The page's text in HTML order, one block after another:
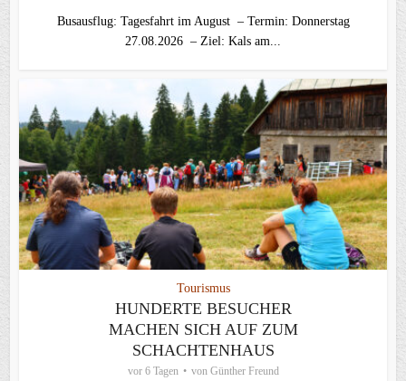
Busausflug: Tagesfahrt im August – Termin: Donnerstag
27.08.2026 – Ziel: Kals am...
Tourismus
HUNDERTE BESUCHER
MACHEN SICH AUF ZUM
SCHACHTENHAUS
vor 6 Tagen von Günther Freund